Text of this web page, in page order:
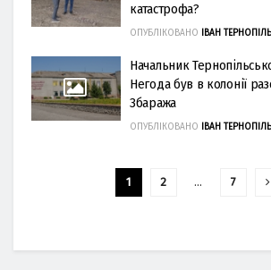
катастрофа?
ОПУБЛІКОВАНО ІВАН
Начальник
Негода був в колонії
Збаража
ОПУБЛІКОВАНО ІВАН
1 2 … 7